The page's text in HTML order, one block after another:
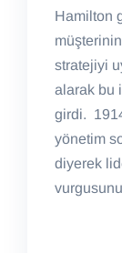
Hamilton
stratejiyi
alarak bu
girdi.
yönetim
diyerek
vurgusunu